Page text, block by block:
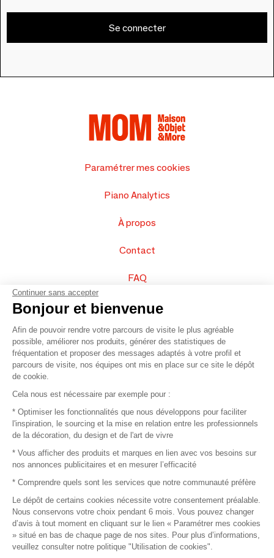
Se connecter
Paramétrer mes cookies
Piano Analytics
À propos
Contact
FAQ
Vendez vos produits
Plan du site
© 2016 –Organisation SAFI
Recrutement
Mentions légales
Conditions commerciales
Continuer sans accepter
Bonjour et bienvenue
Afin de pouvoir rendre votre parcours de visite le plus agréable
possible, améliorer nos produits, générer des statistiques de
fréquentation et proposer des messages adaptés à votre profil et
parcours de visite, nos équipes ont mis en place sur ce site le dépôt
de cookie.
Cela nous est nécessaire par exemple pour :
* Optimiser les fonctionnalités que nous développons pour faciliter
l'inspiration, le sourcing et la mise en relation entre les professionnels
de la décoration, du design et de l'art de vivre
* Vous afficher des produits et marques en lien avec vos besoins sur
nos annonces publicitaires et en mesurer l’efficacité
* Comprendre quels sont les services que notre communauté préfère
Le dépôt de certains cookies nécessite votre consentement préalable.
Nous conservons votre choix pendant 6 mois. Vous pouvez changer
d’avis à tout moment en cliquant sur le lien « Paramétrer mes cookies
» situé en bas de chaque page de nos sites. Pour plus d’informations,
veuillez consulter notre politique "Utilisation de cookies".